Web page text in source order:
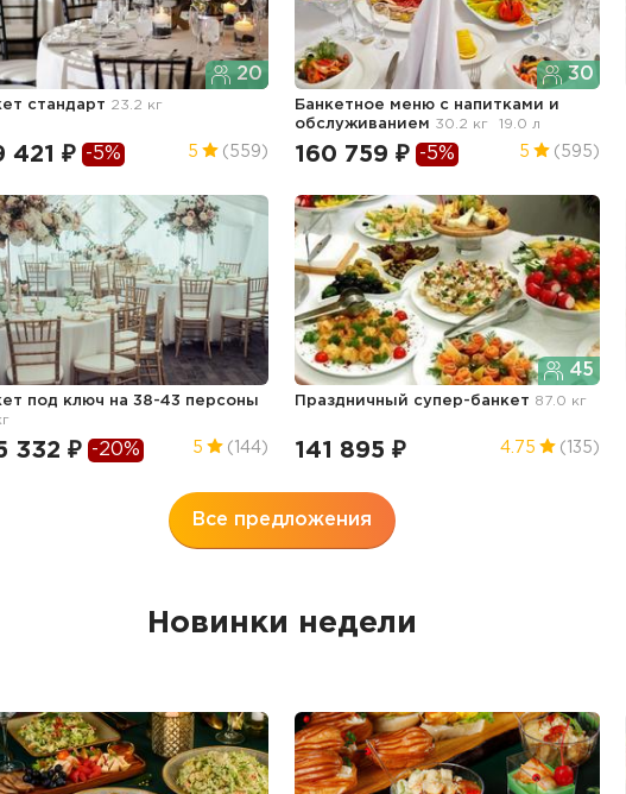
20
стандарт 23.2 кг
421 ₽ -5% 5 (559)
30
Банкетное меню с напитками и
обслуживанием 30.2 кг 19.0 л
160 759 ₽ -5% 5 (595)
под ключ на 38-43 персоны
332 ₽ -20% 5 (144)
45
Праздничный супер-банкет 87.0 кг
141 895 ₽ 4.75 (135)
Все предложения
Новинки недели